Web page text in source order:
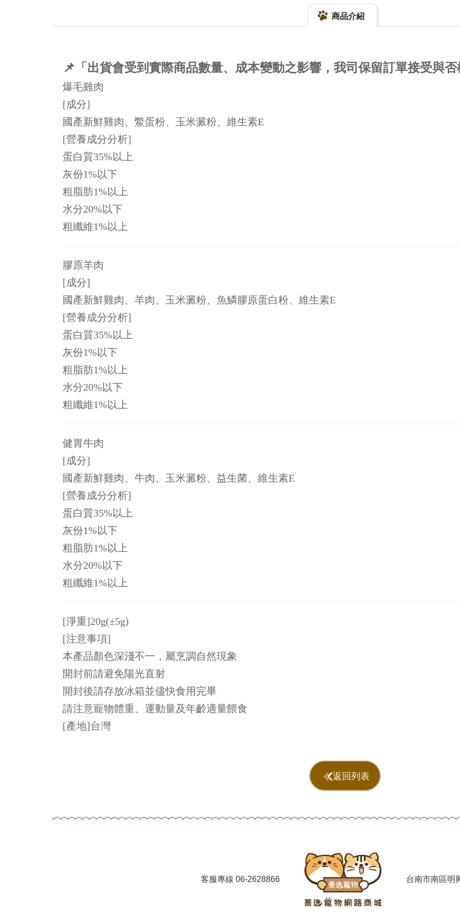
商品介紹
📌「出貨會受到實際商品數量、成本變動之影響，我司保留訂單接受與
爆毛雞肉
[成分]
國產新鮮雞肉、鱉蛋粉、玉米澱粉、維生素E
[營養成分分析]
蛋白質35%以上
灰份1%以下
粗脂肪1%以上
水分20%以下
粗纖維1%以上
膠原羊肉
[成分]
國產新鮮雞肉、羊肉、玉米澱粉、魚鱗膠原蛋白粉、維生素E
[營養成分分析]
蛋白質35%以上
灰份1%以下
粗脂肪1%以上
水分20%以下
粗纖維1%以上
健胃牛肉
[成分]
國產新鮮雞肉、牛肉、玉米澱粉、益生菌、維生素E
[營養成分分析]
蛋白質35%以上
灰份1%以下
粗脂肪1%以上
水分20%以下
粗纖維1%以上
[淨重]20g(±5g)
[注意事項]
本產品顏色深淺不一，屬烹調自然現象
開封前請避免陽光直射
開封後請存放冰箱並儘快食用完畢
請注意寵物體重、運動量及年齡適量餵食
[產地]台灣
返回列表
客服專線06-2628866 台南市南區明